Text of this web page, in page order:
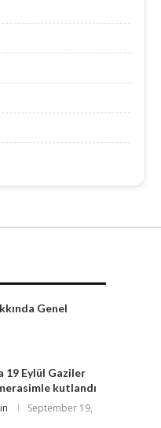
Genel
19 Eylül Gaziler
kutlandı
September 19,